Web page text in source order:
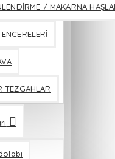
/ MAKARNA
TEZGAHLAR